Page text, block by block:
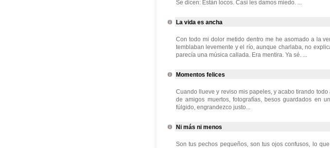
Se dicen: Están locos. Casi les damos miedo. ...
La vida es ancha
Con todo mi dolor metido dentro me he asomado a la
temblaban levemente y el río, aunque charlaba, no
parecía una música callada. Era mentira. Ya sé. ...
Momentos felices
Cuando llueve y reviso mis papeles, y acabo tirando
de amigos muertos, fotografías, besos guardados en
fúlgido, engrandezco justo...
Ni más ni menos
Son tus pechos pequeños, son tus ojos confusos, lo